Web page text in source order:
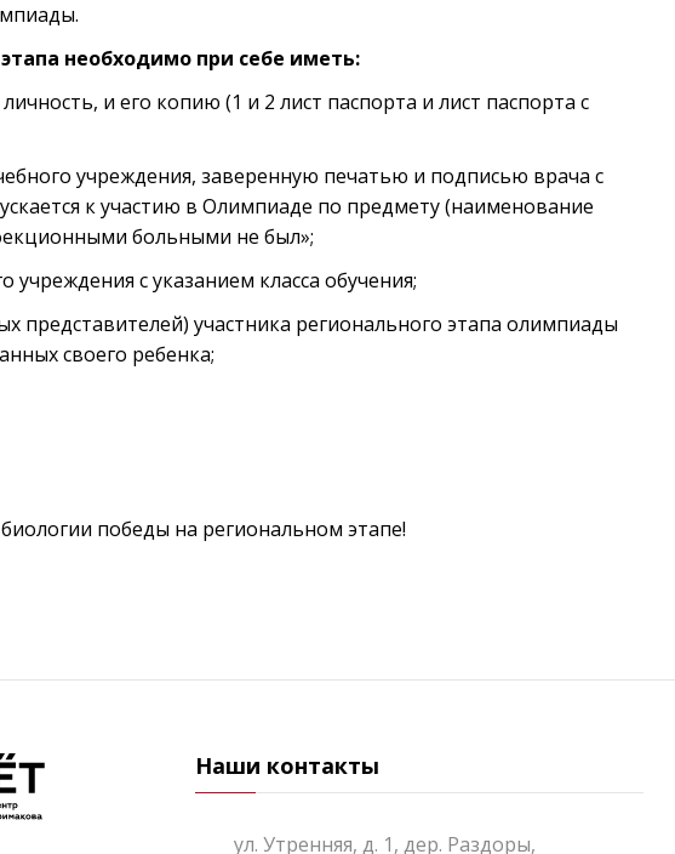
необходимо при себе иметь:
и его копию (1 и 2 лист паспорта и лист паспорта с
учреждения, заверенную печатью и подписью врача с
к участию в Олимпиаде по предмету (наименование
больными не был»;
учреждения с указанием класса обучения;
представителей) участника регионального этапа олимпиады
своего ребенка;
победы на региональном этапе!
Наши контакты
ул. Утренняя, д. 1, дер. Раздоры,